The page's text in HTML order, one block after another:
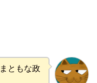
ともな政